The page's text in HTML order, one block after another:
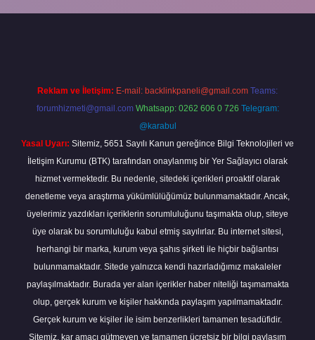
Reklam ve İletişim: E-mail: backlinkpaneli@gmail.com Teams:
forumhizmeti@gmail.com Whatsapp: 0262 606 0 726 Telegram:
@karabul
Yasal Uyarı: Sitemiz, 5651 Sayılı Kanun gereğince Bilgi Teknolojileri ve
İletişim Kurumu (BTK) tarafından onaylanmış bir Yer Sağlayıcı olarak
hizmet vermektedir. Bu nedenle, sitedeki içerikleri proaktif olarak
denetleme veya araştırma yükümlülüğümüz bulunmamaktadır. Ancak,
üyelerimiz yazdıkları içeriklerin sorumluluğunu taşımakta olup, siteye
üye olarak bu sorumluluğu kabul etmiş sayılırlar. Bu internet sitesi,
herhangi bir marka, kurum veya şahıs şirketi ile hiçbir bağlantısı
bulunmamaktadır. Sitede yalnızca kendi hazırladığımız makaleler
paylaşılmaktadır. Burada yer alan içerikler haber niteliği taşımamakta
olup, gerçek kurum ve kişiler hakkında paylaşım yapılmamaktadır.
Gerçek kurum ve kişiler ile isim benzerlikleri tamamen tesadüfidir.
Sitemiz, kar amacı gütmeyen ve tamamen ücretsiz bir bilgi paylaşım